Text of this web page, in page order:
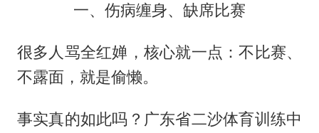
一、伤病缠身、缺席比赛
很多人骂全红婵，核心就一点：不比赛、
不露面，就是偷懒。
事实真的如此吗？广东省二沙体育训练中